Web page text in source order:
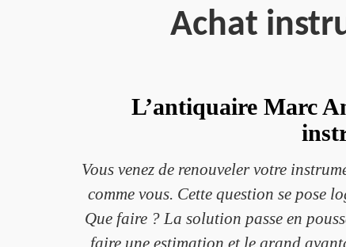
Achat
L’antiquaire Marc
Vous venez de renouveler votre
comme vous. Cette question se pose
Que faire ? La solution passe en
faire une estimation et le grand